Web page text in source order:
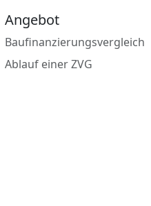
Angebot
Baufinanzierungsvergleich
Ablauf einer ZVG